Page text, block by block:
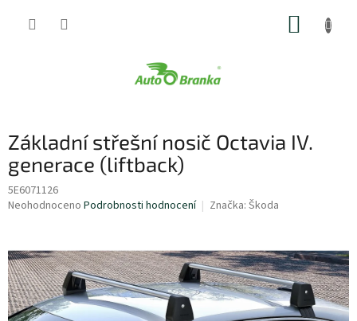
Základní střešní nosič Octavia IV.
generace (liftback)
5E6071126
Průměrné
je
0,0
z
5
hvězdiček.
Neohodnoceno Podrobnosti hodnocení Značka: Škoda